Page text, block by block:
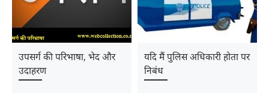
उपसर्ग की परिभाषा, भेद और
उदाहरण
यदि मैं पुलिस अधिकारी होता पर
निबंध